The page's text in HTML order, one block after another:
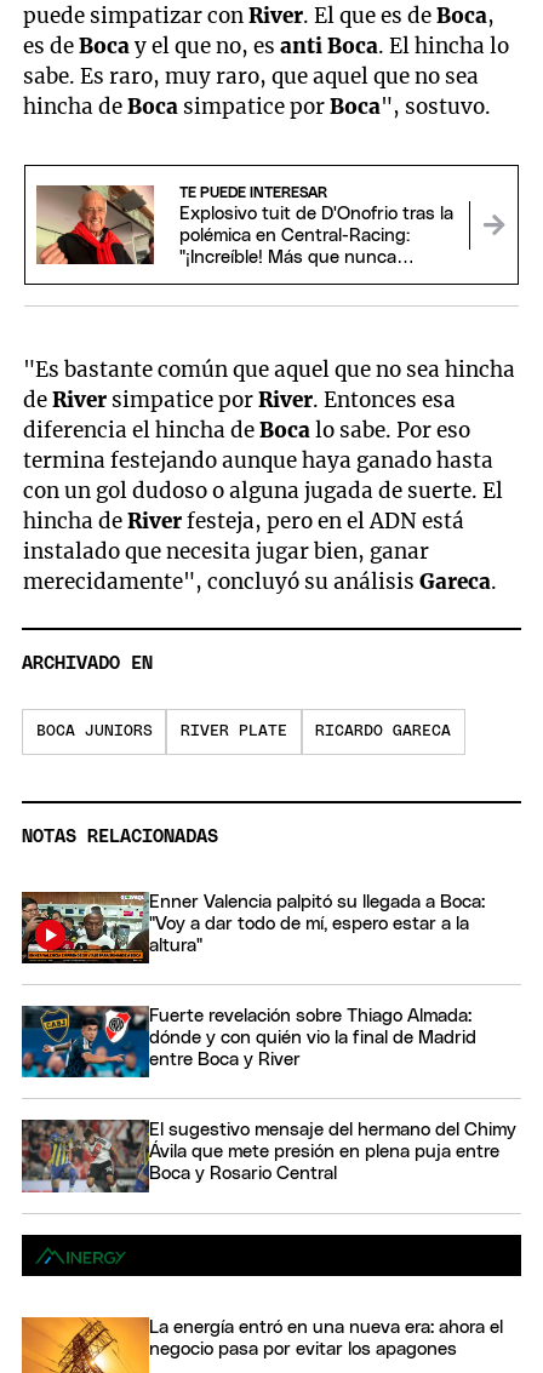
puede simpatizar conRiver. El que es deBoca,
es deBocay el que no, esanti Boca. El hincha lo
sabe. Es raro, muy raro, que aquel que no sea
hincha deBoca simpatice porBoca", sostuvo.
TE PUEDE INTERESAR
Explosivo tuit de D'Onofrio tras la
polémica en Central-Racing:
"¡Increíble! Más que nunca
"Es bastante común que aquel que no sea hincha
deRiver simpatice porRiver. Entonces esa
diferencia el hincha deBocalo sabe. Por eso
termina festejando aunque haya ganado hasta
con un gol dudoso o alguna jugada de suerte. El
hincha deRiverfesteja, pero en el ADN está
instalado que necesita jugar bien, ganar
merecidamente", concluyó su análisisGareca.
ARCHIVADO EN
BOCA JUNIORS RIVER PLATE RICARDO GARECA
NOTAS RELACIONADAS
Enner Valencia palpitó su llegada a Boca:
"Voy a dar todo de mí, espero estar a la
altura"
Fuerte revelación sobre Thiago Almada:
dónde y con quién vio la final de Madrid
entre Boca y River
El sugestivo mensaje del hermano del Chimy
Ávila que mete presión en plena puja entre
Boca y Rosario Central
La energía entró en una nueva era: ahora el
negocio pasa por evitar los apagones